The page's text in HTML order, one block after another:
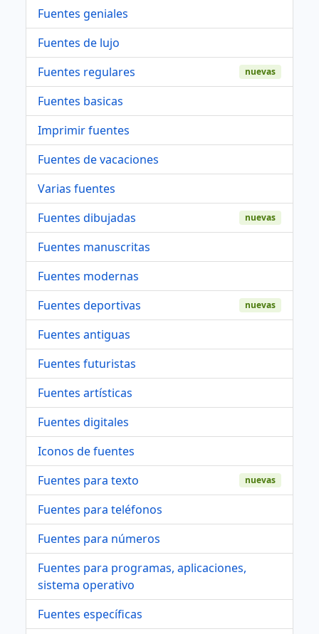
Fuentes geniales
Fuentes de lujo
Fuentes regulares
nuevas
Fuentes basicas
Imprimir fuentes
Fuentes de vacaciones
Varias fuentes
Fuentes dibujadas
nuevas
Fuentes manuscritas
Fuentes modernas
Fuentes deportivas
nuevas
Fuentes antiguas
Fuentes futuristas
Fuentes artísticas
Fuentes digitales
Iconos de fuentes
Fuentes para texto
nuevas
Fuentes para teléfonos
Fuentes para números
Fuentes para programas, aplicaciones,
sistema operativo
Fuentes específicas